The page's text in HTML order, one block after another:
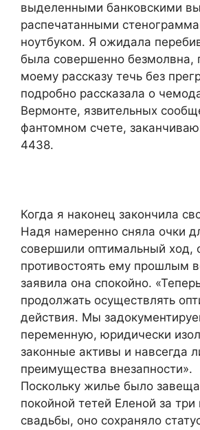
выделенными банковскими
распечатанными
ноутбуком. Я ожидала
была совершенно безмолвна,
моему рассказу течь без
подробно рассказала о
Вермонте, язвительных
фантомном счете,
4438.
Когда я наконец закончила
Надя намеренно сняла очки
совершили оптимальный ход,
противостоять ему прошлым
заявила она спокойно.
продолжать осуществлять
действия. Мы
переменную, юридически
законные активы и навсегда
преимущества внезапности».
Поскольку жилье было
покойной тетей Еленой за
свадьбы, оно сохраняло